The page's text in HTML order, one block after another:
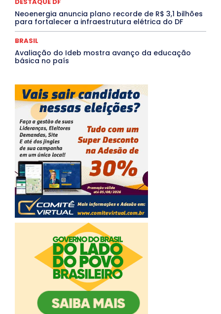
Neoenergia anuncia plano recorde de R$ 3,1 bilhões
para fortalecer a infraestrutura elétrica do DF
BRASIL
Avaliação do Ideb mostra avanço da educação
básica no país